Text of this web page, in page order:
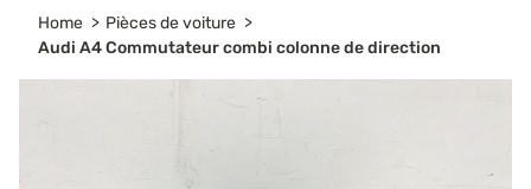
Home
Pièces de voiture
Audi A4 Commutateur combi colonne de direction